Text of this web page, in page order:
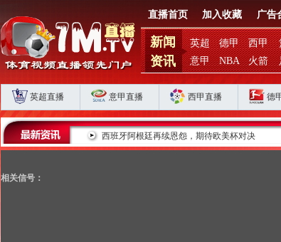
直播首页 加入收藏 广告
新闻
资讯
英超 德甲 西甲
意甲
NBA 火箭
英超直播 意甲直播 西甲直播 德
西班牙阿根廷再续恩怨，期待欧美杯对决
相关信号：